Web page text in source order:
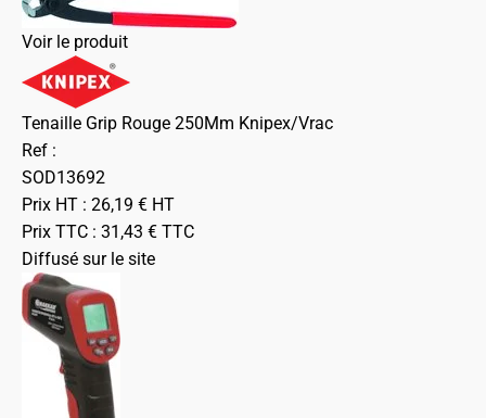
Voir le produit
Tenaille Grip Rouge 250Mm Knipex/Vrac
Ref :
SOD13692
Prix HT : 26,19 € HT
Prix TTC : 31,43 € TTC
Diffusé sur le site